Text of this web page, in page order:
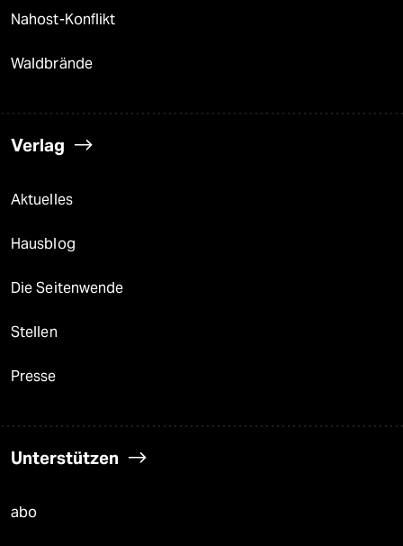
Nahost-Konflikt
Waldbrände
Verlag
Aktuelles
Hausblog
Die Seitenwende
Stellen
Presse
Unterstützen
abo